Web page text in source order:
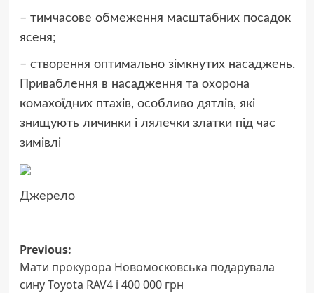
– тимчасове обмеження масштабних посадок
ясеня;
– створення оптимально зімкнутих насаджень.
Приваблення в насадження та охорона
комахоїдних птахів, особливо дятлів, які
знищують личинки і лялечки златки під час
зимівлі
Джерело
Post
navigation
Previous:
Мати прокурора Новомосковська подарувала
сину Toyota RAV4 і 400 000 грн